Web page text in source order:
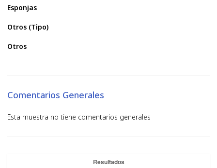
Esponjas
Otros (Tipo)
Otros
Comentarios Generales
Esta muestra no tiene comentarios generales